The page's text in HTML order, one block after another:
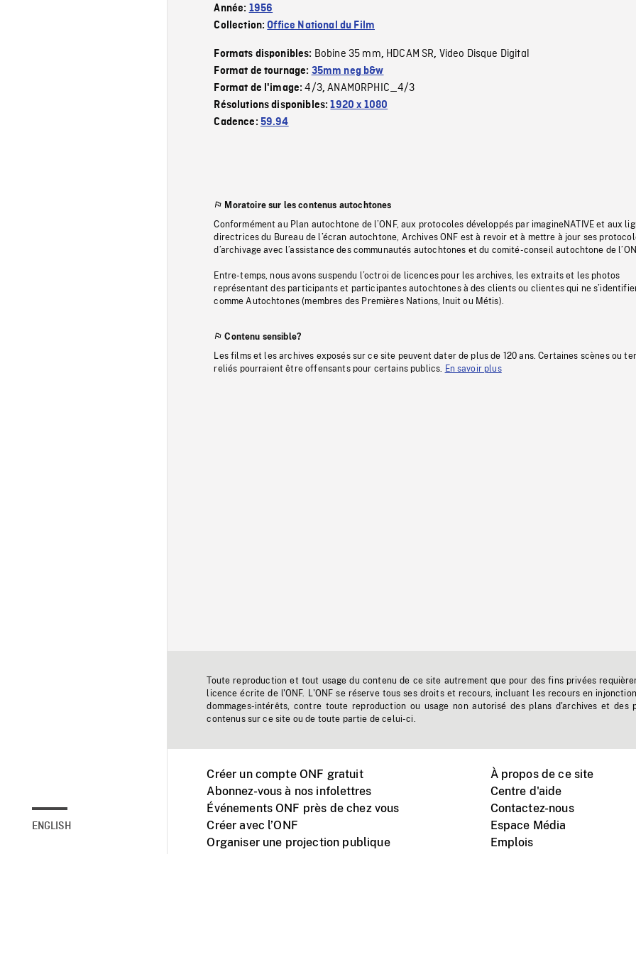
ENGLISH
Année: 1956
Collection:Office National du Film
Formats disponibles: Bobine 35 mm, HDCAM SR, Video Disque Digital
Format de tournage: 35mm neg b&w
Format de l'image:4/3,ANAMORPHIC_4/3
Résolutions disponibles:1920 x 1080
Cadence: 59.94
Moratoire sur les contenus autochtones
Conformément au Plan autochtone de l’ONF, aux protocoles développés par imagineNATIVE et aux
directrices du Bureau de l’écran autochtone, Archives ONF est à revoir et à mettre à jour ses
d’archivage avec l’assistance des communautés autochtones et du comité-conseil autochtone de
Entre-temps, nous avons suspendu l’octroi de licences pour les archives, les extraits et les photos
représentant des participants et participantes autochtones à des clients ou clientes qui ne
comme Autochtones (membres des Premières Nations, Inuit ou Métis).
Contenu sensible?
Les films et les archives exposés sur ce site peuvent dater de plus de 120 ans. Certaines scènes ou
reliés pourraient être offensants pour certains publics.
En savoir plus
Toute reproduction et tout usage du contenu de ce site autrement que pour des fins privées
licence écrite de l'ONF. L'ONF se réserve tous ses droits et recours, incluant les recours en
dommages-intérêts, contre toute reproduction ou usage non autorisé des plans d'archives et des
contenus sur ce site ou de toute partie de celui-ci.
Créer un compte ONF gratuit
Abonnez-vous à nos infolettres
Événements ONF près de chez vous
Créer avec l’ONF
Organiser une projection publique
À propos de ce site
Centre d'aide
Contactez-nous
Espace Média
Emplois